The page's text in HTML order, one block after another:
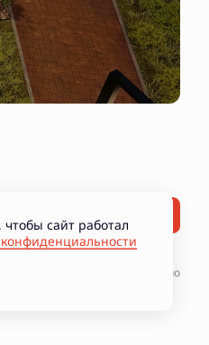
Разработано
сайт работал